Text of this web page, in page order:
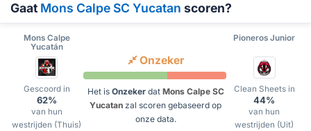
Gaat Mons Calpe SC Yucatan scoren?
Mons Calpe
Yucatán
Pioneros Junior
Gescoord in
62%
van hun
westrijden (Thuis)
Onzeker
Het is Onzekerdat Mons Calpe SC
Yucatan zal scoren gebaseerd op
onze data.
Clean Sheets in
44%
van hun
westrijden (Uit)